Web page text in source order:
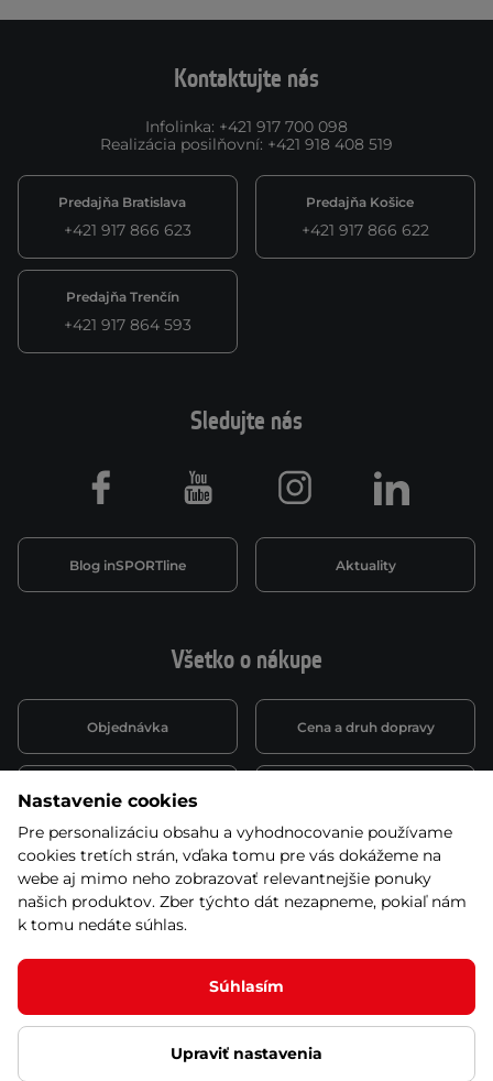
Ľutujeme, ale tento produkt už nie je zaradený v
Kontaktujte nás
Infolinka: +421 917 700 098
Realizácia posilňovní: +421 918 408 519
Predajňa Bratislava
+421 917 866 623
Predajňa Košice
+421 917 866 622
Predajňa Trenčín
+421 917 864 593
Všetko o nákupe
Objednávka Cena a druh dopravy
Spôsob platby
Montáž a servis Reklamácie a záruka
Kariéra
Sledujte nás
Blog inSPORTline Aktuality
Facebook Youtube Instagram LinkedIn
© 2026 Stores inSPORTline SK, s.r.o. Všetky práva vyhradené
Nastavenie cookies
Pre personalizáciu obsahu a vyhodnocovanie používame
cookies tretích strán, vďaka tomu pre vás dokážeme na
webe aj mimo neho zobrazovať relevantnejšie ponuky
našich produktov. Zber týchto dát nezapneme, pokiaľ nám
k tomu nedáte súhlas.
Súhlasím
Upraviť nastavenia